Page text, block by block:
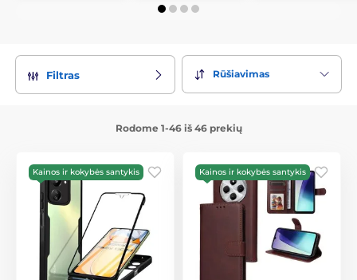
Filtras Rūšiavimas
Rodome 1-46 iš 46 prekių
Kainos ir kokybės santykis Kainos ir kokybės santykis